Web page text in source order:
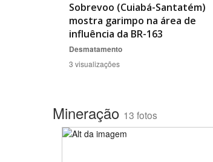
Sobrevoo (Cuiabá-Santatém)
mostra garimpo na área de
influência da BR-163
Desmatamento
3 visualizações
Mineração 13 fotos